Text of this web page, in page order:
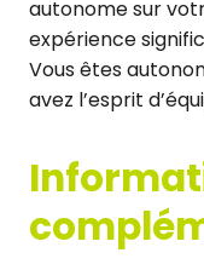
autonome sur
expérience
Vous êtes
avez l’esprit